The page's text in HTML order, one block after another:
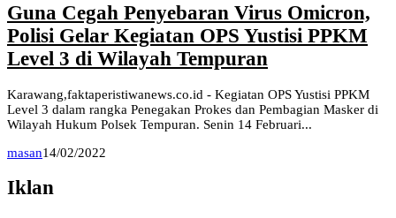
Guna Cegah Penyebaran Virus Omicron,
Polisi Gelar Kegiatan OPS Yustisi PPKM
Level 3 di Wilayah Tempuran
Karawang,faktaperistiwanews.co.id - Kegiatan OPS Yustisi PPKM
Level 3 dalam rangka Penegakan Prokes dan Pembagian Masker di
Wilayah Hukum Polsek Tempuran. Senin 14 Februari...
masan14/02/2022
Iklan